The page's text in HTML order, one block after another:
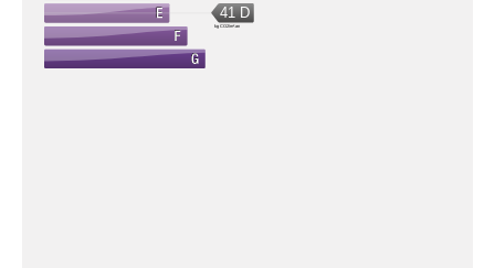
41 D
kg CO2/m².an